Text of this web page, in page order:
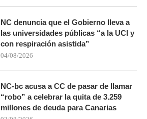
NC denuncia que el Gobierno lleva a
las universidades públicas “a la UCI y
con respiración asistida”
04/08/2026
NC-bc acusa a CC de pasar de llamar
“robo” a celebrar la quita de 3.259
millones de deuda para Canarias